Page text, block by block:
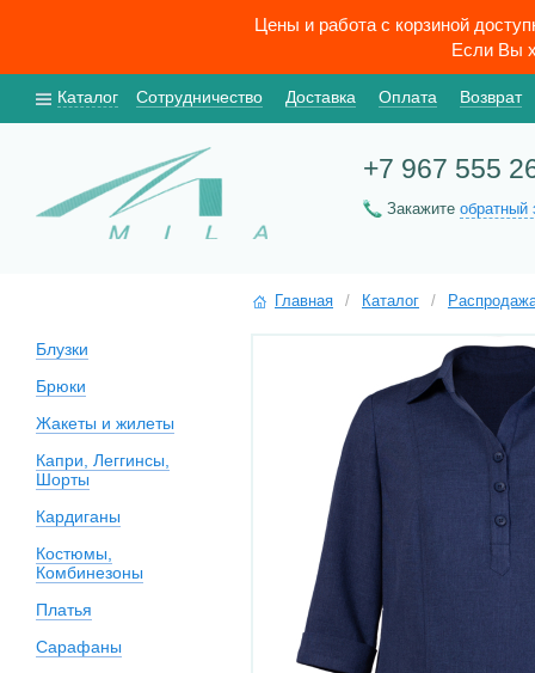
Цены и работа с корзиной
Если Вы
Каталог Сотрудничество Доставка Оплата Возврат
+7 967 555
Закажите обратный
Блузки
Брюки
Жакеты и жилеты
Капри, Леггинсы,
Шорты
Кардиганы
Костюмы,
Комбинезоны
Платья
Сарафаны
Главная / Каталог /